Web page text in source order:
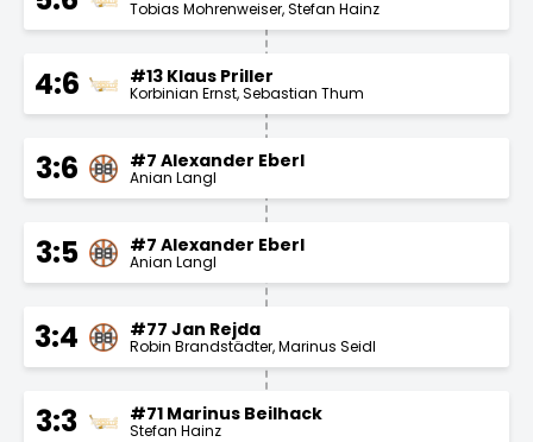
Tobias Mohrenweiser Stefan Hainz
4:6 #13 Klaus Priller
Korbinian Ernst Sebastian Thum
3:6 #7 Alexander Eberl
Anian Langl
3:5 #7 Alexander Eberl
Anian Langl
3:4 #77 Jan Rejda
Robin Brandstädter Marinus Seidl
3:3 #71 Marinus Beilhack
Stefan Hainz